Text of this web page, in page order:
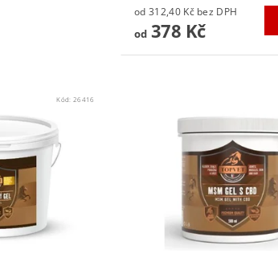
od 312,40 Kč bez DPH
od378 Kč
Kód: 26416